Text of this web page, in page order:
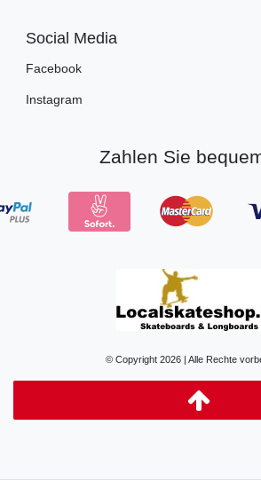
Social Media
Facebook
Instagram
Zahlen Sie
© Copyright 2026 | Alle Rechte